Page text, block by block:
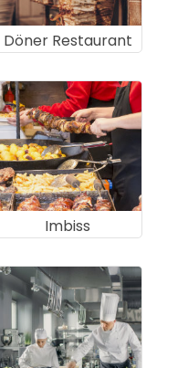
Döner Restaurant
Imbiss